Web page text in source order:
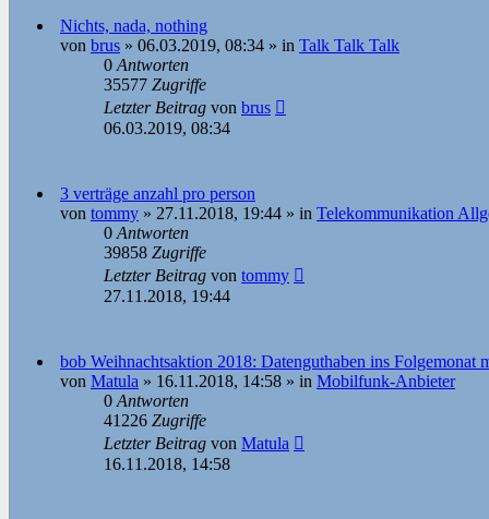
Nichts, nada, nothing
von brus » 06.03.2019, 08:34 » in Talk Talk Talk
0Antworten
35577 Zugriffe
Letzter Beitrag von brus
06.03.2019, 08:34
3 verträge anzahl pro person
von tommy » 27.11.2018, 19:44 » in Telekommunikation
0Antworten
39858 Zugriffe
Letzter Beitrag von tommy
27.11.2018, 19:44
bob Weihnachtsaktion 2018: Datenguthaben ins Folgemonat
von Matula » 16.11.2018, 14:58 » in Mobilfunk-Anbieter
0Antworten
41226 Zugriffe
Letzter Beitrag von Matula
16.11.2018, 14:58